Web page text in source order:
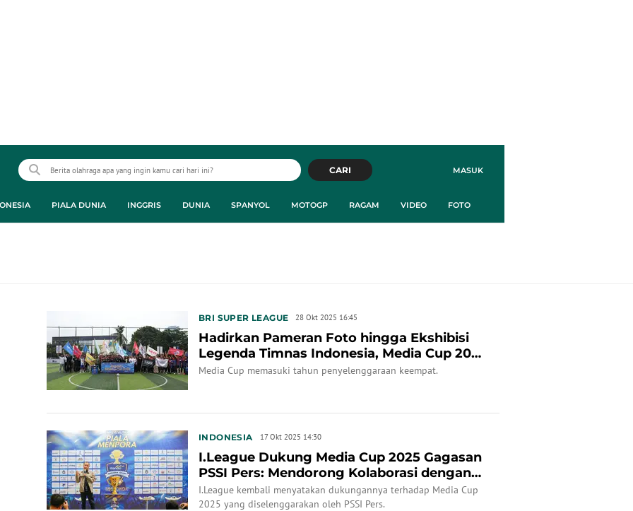
MASUK
CARI
PIALA DUNIA INGGRIS DUNIA SPANYOL MOTOGP RAGAM VIDEO FOTO
BRI SUPER LEAGUE 28 Okt 2025 16:45
Hadirkan Pameran Foto hingga Ekshibisi
Legenda Timnas Indonesia, Media Cup 2025
Resmi Dige...
Media Cup memasuki tahun penyelenggaraan keempat.
INDONESIA 17 Okt 2025 14:30
I.League Dukung Media Cup 2025 Gagasan
PSSI Pers: Mendorong Kolaborasi dengan
Jurnalis
I.League kembali menyatakan dukungannya terhadap Media Cup
2025 yang diselenggarakan oleh PSSI Pers.